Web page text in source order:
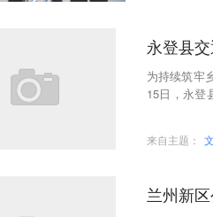
永登县
为持续筑牢
15日，永登
来自主题：